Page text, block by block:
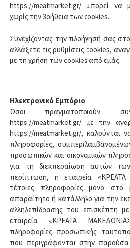
https://meatmarket.gr/ μπορεί να
χωρίς την βοήθεια των cookies.
Συνεχίζοντας την πλοήγησή σας
αλλάξετε τις ρυθμίσεις cookies,
με τη χρήση των cookies από εμάς.
Ηλεκτρονικό Εμπόριο
Όσοι πραγματοποιούν
https://meatmarket.gr/ με την
https://meatmarket.gr/, καλούνται
πληροφορίες,
προσωπικών και οικονομικών
για τη διεκπεραίωση αυτών
περίπτωση, η εταιρεία «ΚΡΕΑΤΑ
τέτοιες πληροφορίες μόνο
απαραίτητο ή κατάλληλο για την
αλληλεπίδρασης του επισκέπτη
εταιρεία «ΚΡΕΑΤΑ
πληροφορίες προσωπικής
που περιγράφονται στην παρούσα